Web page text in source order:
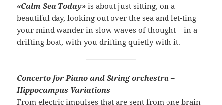
«Calm Sea Today» is about just sitting, on a
beautiful day, looking out over the sea and let-ting
your mind wander in slow waves of thought – in a
drifting boat, with you drifting quietly with it.
Concerto for Piano and String orchestra –
Hippocampus Variations
From electric impulses that are sent from one brain